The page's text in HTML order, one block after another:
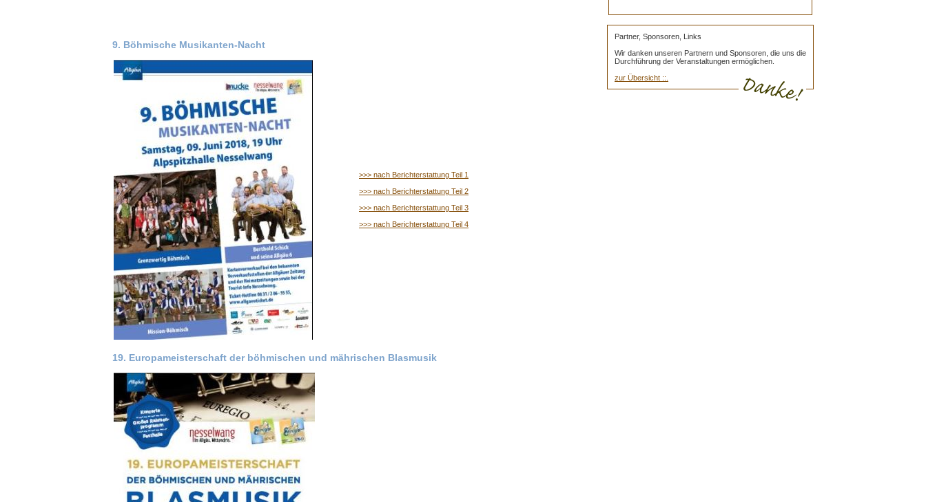
9. Böhmische Musikanten-Nacht
>>> nach Berichterstattung Teil 1
>>> nach Berichterstattung Teil 2
>>> nach Berichterstattung Teil 3
>>> nach Berichterstattung Teil 4
19. Europameisterschaft der böhmischen und mährischen Blasmusik
Partner, Sponsoren, Links
Wir danken unseren Partnern und Sponsoren, die uns die
Durchführung der Veranstaltungen ermöglichen.
zur Übersicht ::.